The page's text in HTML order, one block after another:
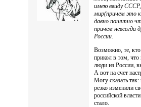
имею ввиду
мир(причем это
давно понятно
причем
России.
Возможно, те, кто
прикол в том, что
люди из России,
А вот на счет
Могу сказать
резко изменили
российской
стало.